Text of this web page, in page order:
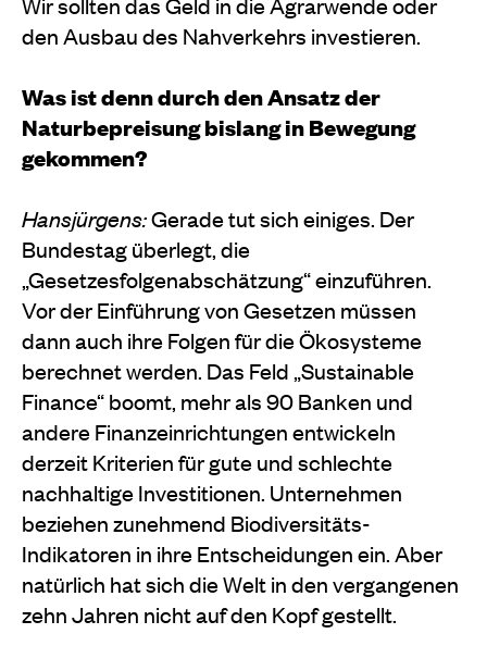
den Ausbau des Nahverkehrs investieren.
Was ist denn durch den Ansatz der
Naturbepreisung bislang in Bewegung
gekommen?
Hansjürgens:Gerade tut sich einiges. Der
Bundestag überlegt, die
„Gesetzesfolgenabschätzung“ einzuführen.
Vor der Einführung von Gesetzen müssen
dann auch ihre Folgen für die Ökosysteme
berechnet werden. Das Feld „Sustainable
Finance“ boomt, mehr als 90 Banken und
andere Finanzeinrichtungen entwickeln
derzeit Kriterien für gute und schlechte
nachhaltige Investitionen. Unternehmen
beziehen zunehmend Biodiversitäts-
Indikatoren in ihre Entscheidungen ein. Aber
natürlich hat sich die Welt in den vergangenen
zehn Jahren nicht auf den Kopf gestellt.